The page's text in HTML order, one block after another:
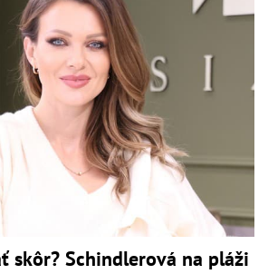
skôr? Schindlerová na pláži